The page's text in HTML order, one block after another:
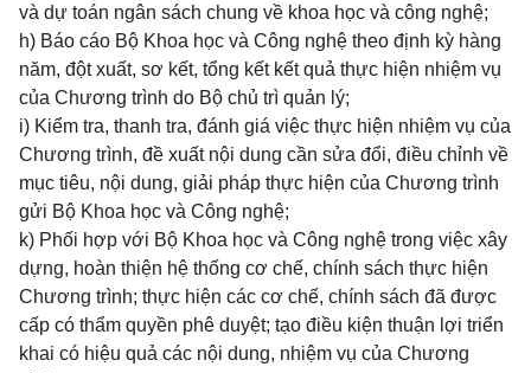
và dự toán ngân sách chung về khoa học và công nghệ;
h) Báo cáo Bộ Khoa học và Công nghệ theo định kỳ hàng
năm, đột xuất, sơ kết, tổng kết kết quả thực hiện nhiệm vụ
của Chương trình do Bộ chủ trì quản lý;
i) Kiểm tra, thanh tra, đánh giá việc thực hiện nhiệm vụ của
Chương trình, đề xuất nội dung cần sửa đổi, điều chỉnh về
mục tiêu, nội dung, giải pháp thực hiện của Chương trình
gửi Bộ Khoa học và Công nghệ;
k) Phối hợp với Bộ Khoa học và Công nghệ trong việc xây
dựng, hoàn thiện hệ thống cơ chế, chính sách thực hiện
Chương trình; thực hiện các cơ chế, chính sách đã được
cấp có thẩm quyền phê duyệt; tạo điều kiện thuận lợi triển
khai có hiệu quả các nội dung, nhiệm vụ của Chương